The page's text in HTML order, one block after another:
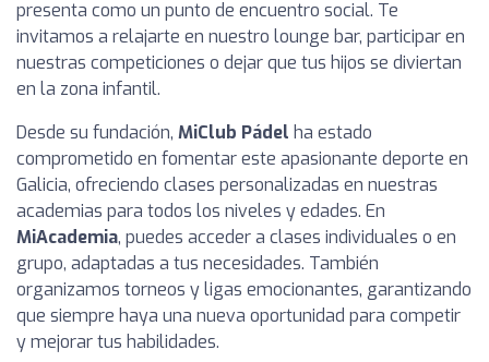
presenta como un punto de encuentro social. Te
invitamos a relajarte en nuestro lounge bar, participar en
nuestras competiciones o dejar que tus hijos se diviertan
en la zona infantil.
Desde su fundación, MiClub Pádel ha estado
comprometido en fomentar este apasionante deporte en
Galicia, ofreciendo clases personalizadas en nuestras
academias para todos los niveles y edades. En
MiAcademia, puedes acceder a clases individuales o en
grupo, adaptadas a tus necesidades. También
organizamos torneos y ligas emocionantes, garantizando
que siempre haya una nueva oportunidad para competir
y mejorar tus habilidades.